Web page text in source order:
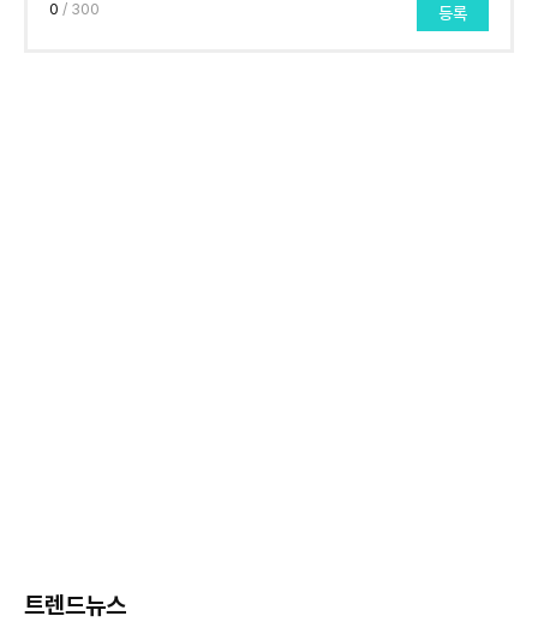
0 / 300 등록
트렌드뉴스